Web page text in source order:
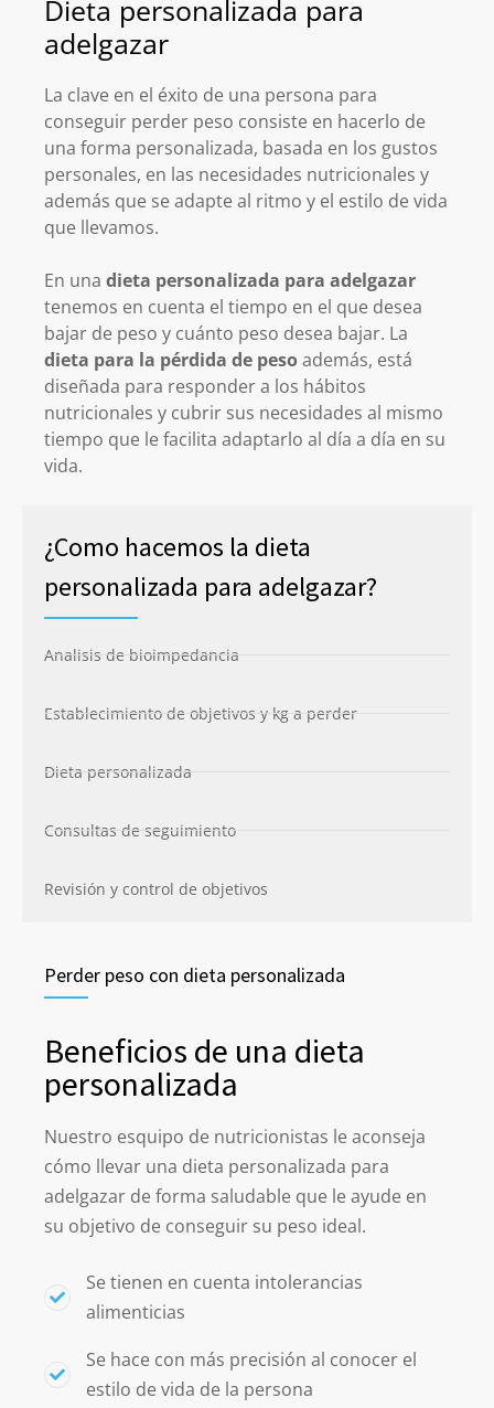
Dieta personalizada para
adelgazar
La clave en el éxito de una persona para
conseguir perder peso consiste en hacerlo de
una forma personalizada, basada en los gustos
personales, en las necesidades nutricionales y
además que se adapte al ritmo y el estilo de vida
que llevamos.
En una dieta personalizada para adelgazar
tenemos en cuenta el tiempo en el que desea
bajar de peso y cuánto peso desea bajar. La
dieta para la pérdida de pesoademás, está
diseñada para responder a los hábitos
nutricionales y cubrir sus necesidades al mismo
tiempo que le facilita adaptarlo al día a día en su
vida.
¿Como hacemos la dieta
personalizada para adelgazar?
Analisis de bioimpedancia
Establecimiento de objetivos y kg a perder
Dieta personalizada
Consultas de seguimiento
Revisión y control de objetivos
Perder peso con dieta personalizada
Beneficios de una dieta
personalizada
Nuestro esquipo de nutricionistas le aconseja
cómo llevar una dieta personalizada para
adelgazar de forma saludable que le ayude en
su objetivo de conseguir su peso ideal.
Se tienen en cuenta intolerancias
alimenticias
Se hace con más precisión al conocer el
estilo de vida de la persona